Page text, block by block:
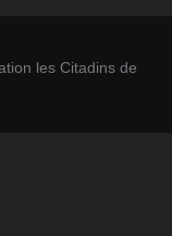
les Citadins de